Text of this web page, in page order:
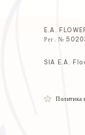
E.A.
Рег. №
SIA E.A.
Политика